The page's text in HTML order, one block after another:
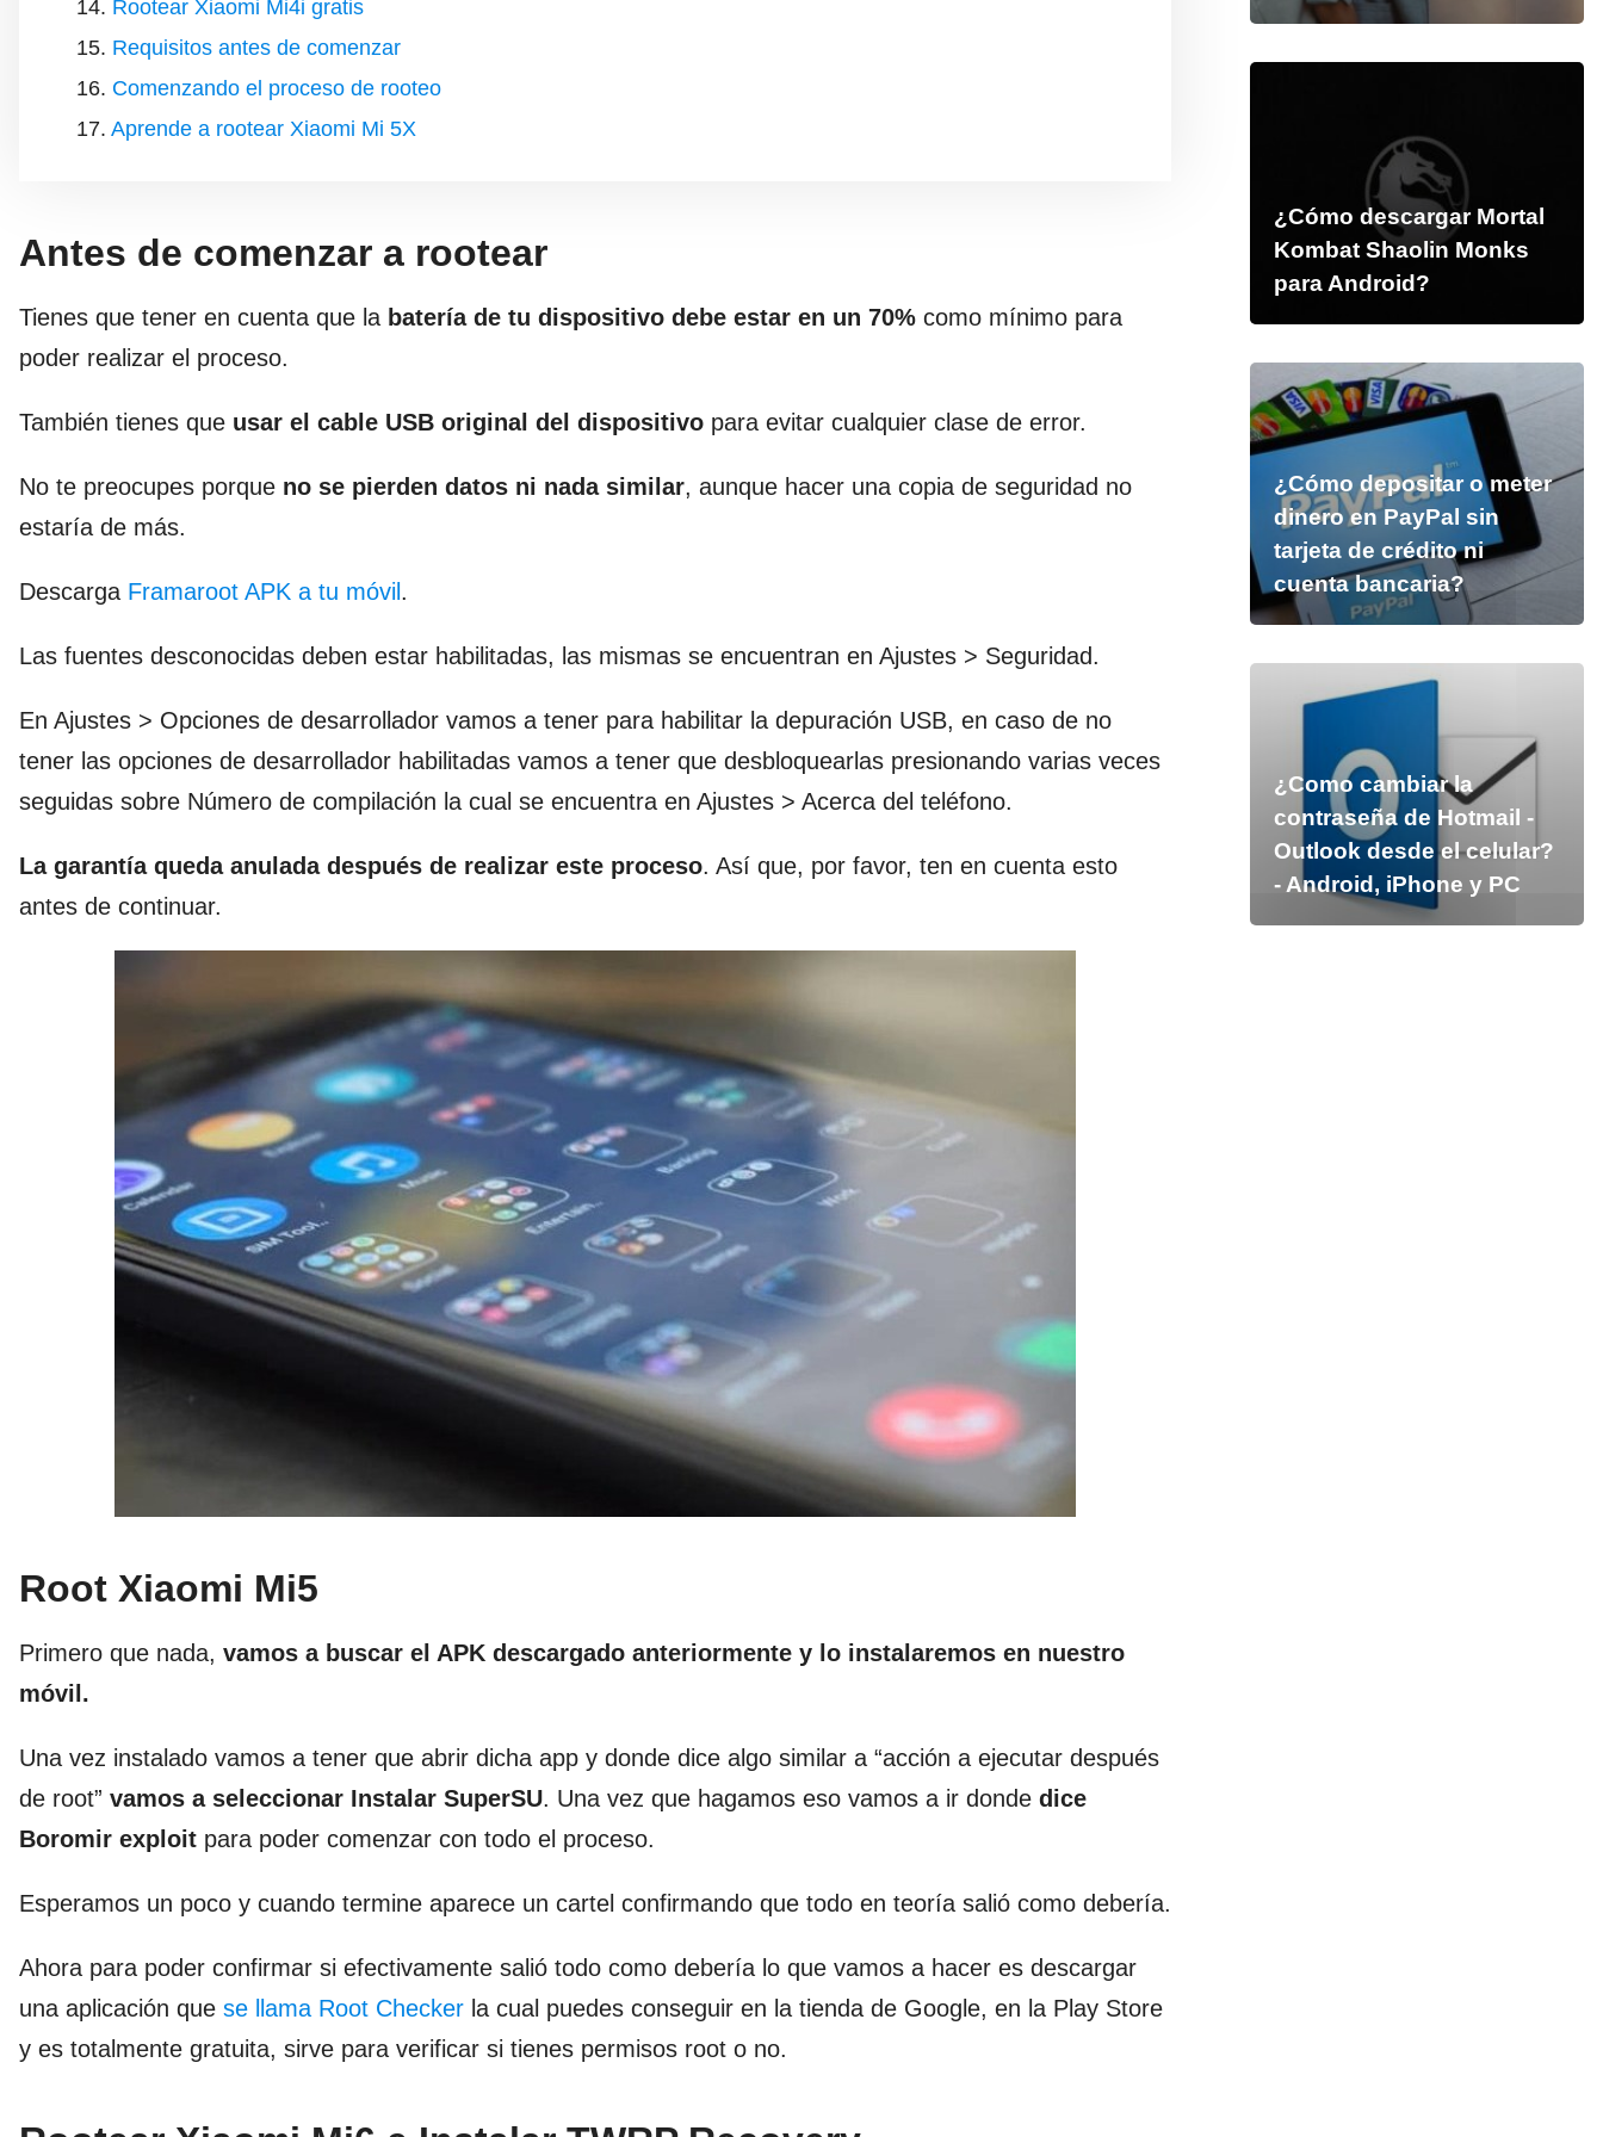
Rootear Xiaomi Mi4i gratis
Requisitos antes de comenzar
Comenzando el proceso de rooteo
Aprende a rootear Xiaomi Mi 5X
Antes de comenzar a rootear
Tienes que tener en cuenta que la batería de tu dispositivo debe estar en un 70% como mínimo para
poder realizar el proceso.
También tienes que usar el cable USB original del dispositivo para evitar cualquier clase de error.
No te preocupes porque no se pierden datos ni nada similar, aunque hacer una copia de seguridad no
estaría de más.
Descarga Framaroot APK a tu móvil .
Las fuentes desconocidas deben estar habilitadas, las mismas se encuentran en Ajustes > Seguridad.
En Ajustes > Opciones de desarrollador vamos a tener para habilitar la depuración USB, en caso de no
tener las opciones de desarrollador habilitadas vamos a tener que desbloquearlas presionando varias veces
seguidas sobre Número de compilación la cual se encuentra en Ajustes > Acerca del teléfono.
La garantía queda anulada después de realizar este proceso. Así que, por favor, ten en cuenta esto
antes de continuar.
Root Xiaomi Mi5
Primero que nada, vamos a buscar el APK descargado anteriormente y lo instalaremos en nuestro
móvil.
Una vez instalado vamos a tener que abrir dicha app y donde dice algo similar a “acción a ejecutar después
de root” vamos a seleccionar Instalar SuperSU. Una vez que hagamos eso vamos a ir donde dice
Boromir exploit para poder comenzar con todo el proceso.
Esperamos un poco y cuando termine aparece un cartel confirmando que todo en teoría salió como debería.
Ahora para poder confirmar si efectivamente salió todo como debería lo que vamos a hacer es descargar
una aplicación que se llama Root Checker la cual puedes conseguir en la tienda de Google, en la Play Store
y es totalmente gratuita, sirve para verificar si tienes permisos root o no.
¿Cómo descargar Mortal
Kombat Shaolin Monks
para Android?
¿Cómo depositar o meter
dinero en PayPal sin
tarjeta de crédito ni
cuenta bancaria?
¿Como cambiar la
contraseña de Hotmail -
Outlook desde el celular?
- Android, iPhone y PC